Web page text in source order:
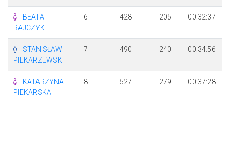
BEATA
RAJCZYK
6 428 205 00:32:37
STANISŁAW
PIEKARZEWSKI
7 490 240 00:34:56
KATARZYNA
PIEKARSKA
8 527 279 00:37:28